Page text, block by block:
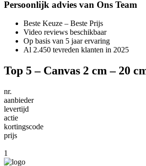
Persoonlijk advies van Ons Team
Beste Keuze – Beste Prijs
Video reviews beschikbaar
Op basis van 5 jaar ervaring
Al 2.450 tevreden klanten in 2025
Top 5 – Canvas 2 cm – 20
nr.
aanbieder
levertijd
actie
kortingscode
prijs
1